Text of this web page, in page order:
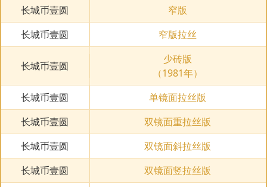
长城币壹圆
窄版
长城币壹圆
窄版拉丝
长城币壹圆
少砖版
（1981年）
长城币壹圆
单镜面拉丝版
长城币壹圆
双镜面重拉丝版
长城币壹圆
双镜面斜拉丝版
长城币壹圆
双镜面竖拉丝版